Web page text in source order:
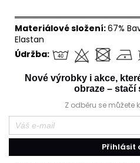
Materiálové složení:67%
Elastan
Údržba:
Nové výrobky i akce,
obraze – stačí
Z odběru se můžete
Přihlásit